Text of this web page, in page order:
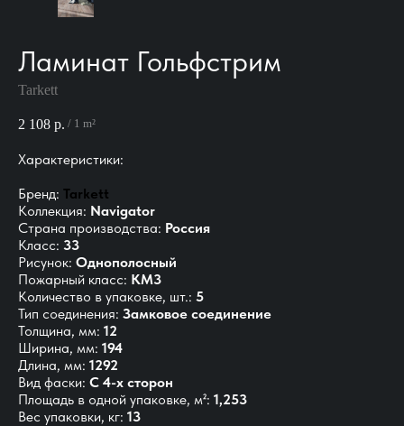
Ламинат Гольфстрим
Tarkett
2 108 р. / 1 m²
Характеристики:
Бренд: Tarkett
Коллекция: Navigator
Страна производства: Россия
Класс: 33
Рисунок: Однополосный
Пожарный класс: КМ3
Количество в упаковке, шт.: 5
Тип соединения: Замковое соединение
Толщина, мм: 12
Ширина, мм: 194
Длина, мм: 1292
Вид фаски: С 4-х сторон
Площадь в одной упаковке, м²: 1,253
Вес упаковки, кг: 13